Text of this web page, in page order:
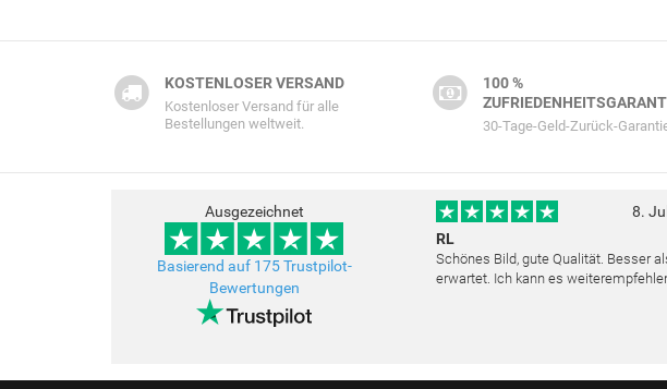
KOSTENLOSER VERSAND
Kostenloser Versand für alle
Bestellungen weltweit.
100 %
30-Tage-Geld-Zurück-
Ausgezeichnet
Basierend auf 175 Trustpilot-
Bewertungen
8.
RL
Schönes Bild, gute Qualität. Besser
erwartet. Ich kann es